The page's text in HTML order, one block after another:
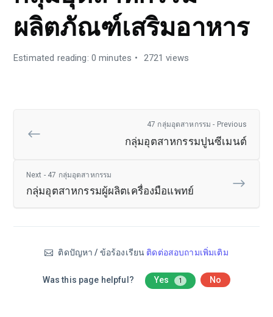
ผลิตภัณฑ์เสริมอาหาร
Estimated reading: 0 minutes 2721 views
47 กลุ่มอุตสาหกรรม - Previous
กลุ่มอุตสาหกรรมปูนซีเมนต์
Next - 47 กลุ่มอุตสาหกรรม
กลุ่มอุตสาหกรรมผู้ผลิตเครื่องมือแพทย์
ติดปัญหา / ข้อร้องเรียน ติดต่อสอบถามเพิ่มเติม
Was this page helpful? Yes 1 No